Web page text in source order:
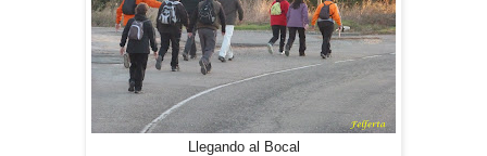
Llegando al Bocal